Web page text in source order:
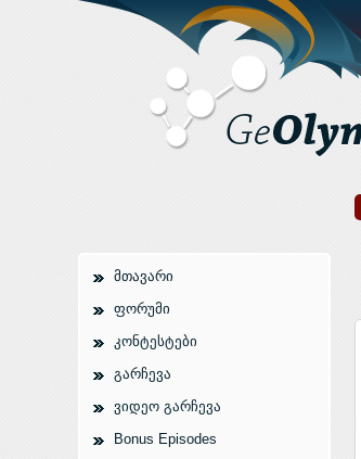
მთავარი
ფორუმი
კონტესტები
გარჩევა
ვიდეო გარჩევა
Bonus Episodes